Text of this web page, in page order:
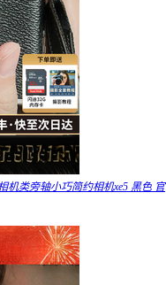
机类旁轴小巧简约相机xe5 黑色 官